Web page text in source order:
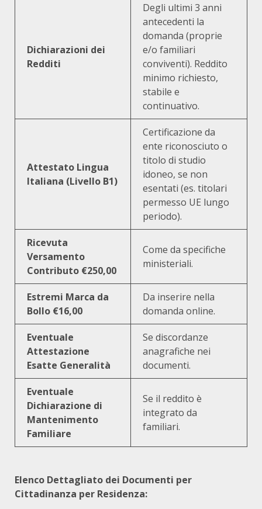
Dichiarazioni dei
Redditi
Degli ultimi 3 anni
antecedenti la
domanda (proprie
e/o familiari
conviventi). Reddito
minimo richiesto,
stabile e
continuativo.
Attestato Lingua
Italiana (Livello B1)
Certificazione da
ente riconosciuto o
titolo di studio
idoneo, se non
esentati (es. titolari
permesso UE lungo
periodo).
Ricevuta
Versamento
Contributo €250,00
Come da specifiche
ministeriali.
Estremi Marca da
Bollo €16,00
Da inserire nella
domanda online.
Eventuale
Attestazione
Esatte Generalità
Se discordanze
anagrafiche nei
documenti.
Eventuale
Dichiarazione di
Mantenimento
Familiare
Se il reddito è
integrato da
familiari.
Elenco Dettagliato dei Documenti per
Cittadinanza per Residenza: